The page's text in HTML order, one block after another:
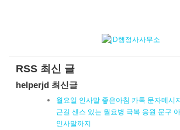
RSS 최신 글
helperjd 최신글
월요일 인사말 좋은아침 카톡 문자메시
근길 센스 있는 월요병 극복 응원 문구
인사말까지